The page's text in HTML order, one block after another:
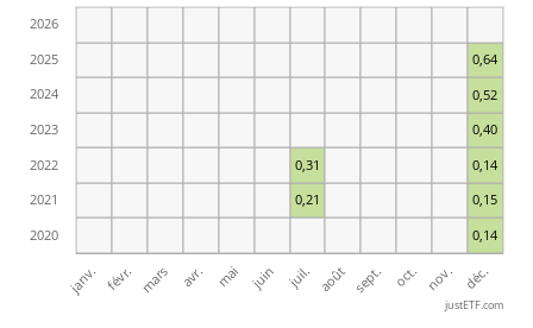
0,14
0,21 0,15
0,31 0,14
0,40
0,52
0,64
janv. févr. mars avr. mai juin juil. août sept. oct. nov. déc.
2020
2021
2022
2023
2024
2025
2026
justETF.com